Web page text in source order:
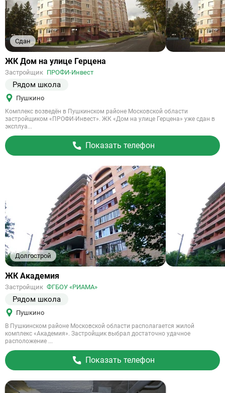
Сдан
Ссылка
объект
ЖК Дом на улице Герцена
Застройщик ПРОФИ-Инвест
Рядом школа
Пушкино
Комплекс возведён в Пушкинском районе Московской области
застройщиком «ПРОФИ-Инвест». ЖК «Дом на улице Герцена» уже сдан в
эксплуа...
Показать телефон
Долгострой
Ссылка
объект
ЖК Академия
Застройщик ФГБОУ «РИАМА»
Рядом школа
Пушкино
В Пушкинском районе Московской области располагается жилой
комплекс «Академия». Застройщик выбрал достаточно удачное
расположение ...
Показать телефон